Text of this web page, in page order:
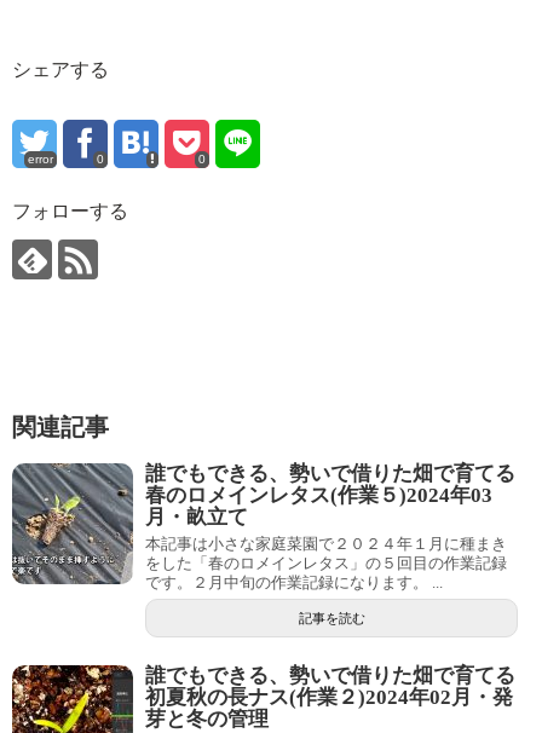
シェアする
error 0 0
フォローする
関連記事
誰でもできる、勢いで借りた畑で育てる
春のロメインレタス(作業５)2024年03
月・畝立て
本記事は小さな家庭菜園で２０２４年１月に種まき
をした「春のロメインレタス」の５回目の作業記録
です。２月中旬の作業記録になります。 ...
記事を読む
誰でもできる、勢いで借りた畑で育てる
初夏秋の長ナス(作業２)2024年02月・発
芽と冬の管理